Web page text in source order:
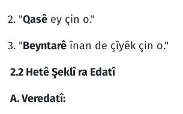
2. "Qasêey çin o."
3. "Beyntarêînan de çîyêk çin o."
2.2 Hetê Şeklî ra Edatî
A. Veredatî: